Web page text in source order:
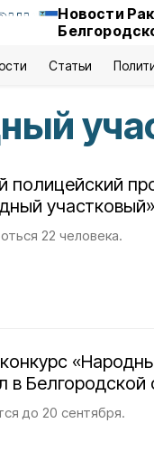
Новости
Статьи
полицейский
участковый»
22 человека.
в Белгородской
до 20 сентября.